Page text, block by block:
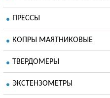
ПРЕССЫ
КОПРЫ МАЯТНИКОВЫЕ
ТВЕРДОМЕРЫ
ЭКСТЕНЗОМЕТРЫ